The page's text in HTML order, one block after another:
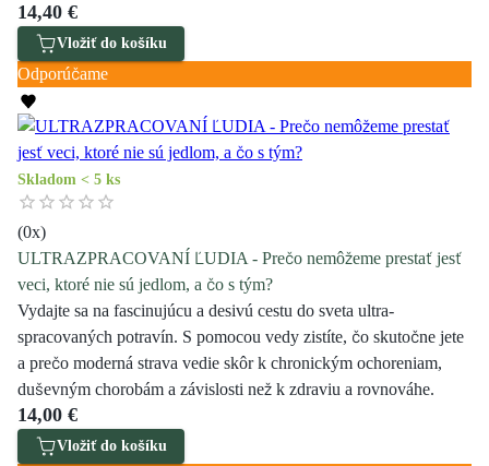
14,40 €
Vložiť do košíku
Odporúčame
Skladom < 5 ks
(0x)
ULTRAZPRACOVANÍ ĽUDIA - Prečo nemôžeme prestať jesť
veci, ktoré nie sú jedlom, a čo s tým?
Vydajte sa na fascinujúcu a desivú cestu do sveta ultra-
spracovaných potravín. S pomocou vedy zistíte, čo skutočne jete
a prečo moderná strava vedie skôr k chronickým ochoreniam,
duševným chorobám a závislosti než k zdraviu a rovnováhe.
14,00 €
Vložiť do košíku